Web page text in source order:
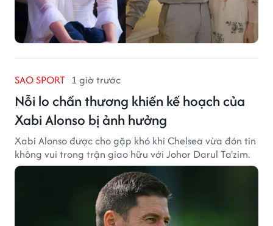
SAO SPORT 1 giờ trước
Nỗi lo chấn thương khiến kế hoạch của
Xabi Alonso bị ảnh hưởng
Xabi Alonso được cho gặp khó khi Chelsea vừa đón tin
không vui trong trận giao hữu với Johor Darul Ta'zim.